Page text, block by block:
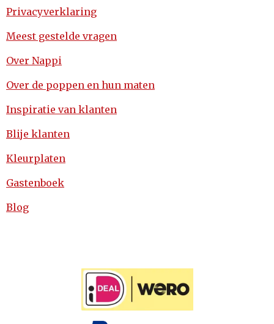
Privacyverklaring
Meest gestelde vragen
Over Nappi
Over de poppen en hun maten
Inspiratie van klanten
Blije klanten
Kleurplaten
Gastenboek
Blog